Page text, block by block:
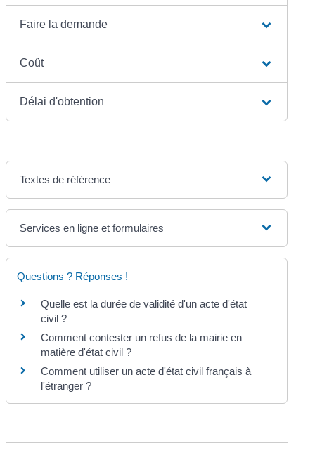
Faire la demande
Coût
Délai d'obtention
Textes de référence
Services en ligne et formulaires
Questions ? Réponses !
Quelle est la durée de validité d'un acte d'état
civil ?
Comment contester un refus de la mairie en
matière d'état civil ?
Comment utiliser un acte d'état civil français à
l'étranger ?